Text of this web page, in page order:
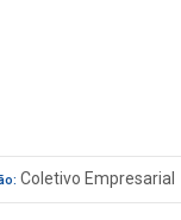
Coletivo Empresarial